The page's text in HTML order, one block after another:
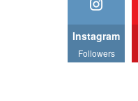
Instagram
Followers